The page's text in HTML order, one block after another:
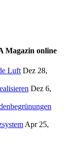
Magazin online
Luft Dez 28,
Dez 6,
Apr 25,